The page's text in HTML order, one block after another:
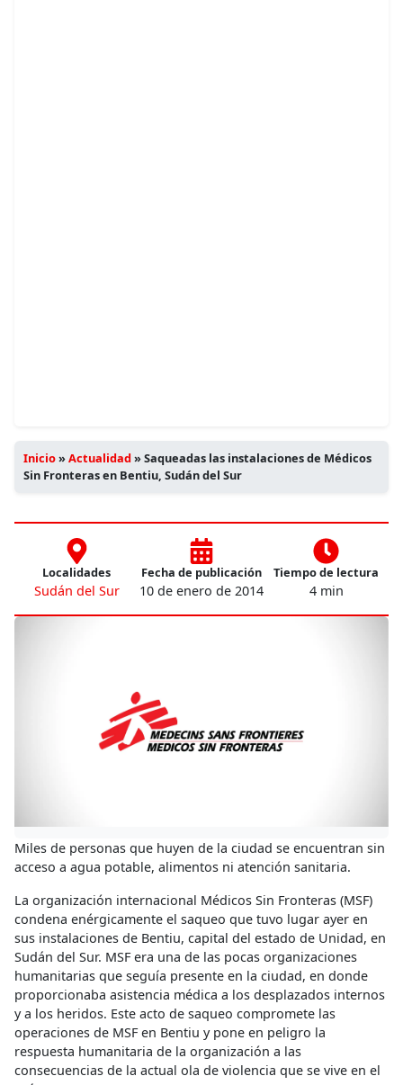
Inicio»Actualidad»Saqueadas las instalaciones de Médicos
Sin Fronteras en Bentiu, Sudán del Sur
Localidades
Sudán del Sur
Fecha de publicación
10 de enero de 2014
Tiempo de lectura
4 min
Miles de personas que huyen de la ciudad se encuentran sin
acceso a agua potable, alimentos ni atención sanitaria.
La organización internacional Médicos Sin Fronteras (MSF)
condena enérgicamente el saqueo que tuvo lugar ayer en
sus instalaciones de Bentiu, capital del estado de Unidad, en
Sudán del Sur. MSF era una de las pocas organizaciones
humanitarias que seguía presente en la ciudad, en donde
proporcionaba asistencia médica a los desplazados internos
y a los heridos. Este acto de saqueo compromete las
operaciones de MSF en Bentiu y pone en peligro la
respuesta humanitaria de la organización a las
consecuencias de la actual ola de violencia que se vive en el